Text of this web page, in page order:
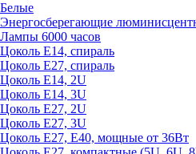
Белые
Энергосберегающие
Лампы 6000 часов
Цоколь Е14, спираль
Цоколь Е27, спираль
Цоколь Е14, 2U
Цоколь Е14, 3U
Цоколь Е27, 2U
Цоколь Е27, 3U
Цоколь Е27, Е40, мощные от 36Вт